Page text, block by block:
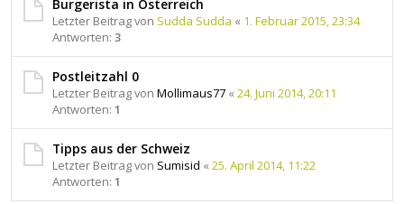
Burgerista in Österreich
Letzter Beitrag von Sudda Sudda « 1. Februar 2015, 23:34
Antworten: 3
Postleitzahl 0
Letzter Beitrag von Mollimaus77 « 24. Juni 2014, 20:11
Antworten: 1
Tipps aus der Schweiz
Letzter Beitrag von Sumisid « 25. April 2014, 11:22
Antworten: 1